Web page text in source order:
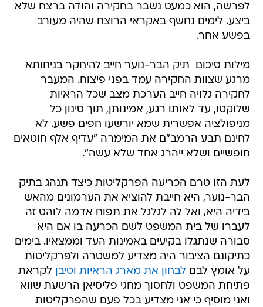
לפרשה, הוא כמעט נשבר בחקירה והודה ברצח שלא
ביצע. לימים נחשף באקראי הרוצח שהיה מעורב
בפשע אחר.
מילות סיכום  תיק הבר-נוער חייב להיחקר בניחותא
מרגע שצוות החקירה עמד בפני פיצוח. המעבר
לחקירה גלויה חייב הערכת מצב שכל הראיות
שלוקטו, עד לאותו רגע, אמינותן, תוך סינון כל
מניפולציה אפשרית שמא יורשעו חפים פשע. לא
לחינם תבע הרמב"ם את המימרה "עדיף אלף חוטאים
חופשיים ושלא ייהרג אחד שלא עשה".
לעת הזו טרם הכריעה הפרקליטות כיצד תנהג בתיק
הבר-נוער, היא חייבת להוציא את הערמונים מהאש
בידיה היא, ואל לה לגלגל את תפוח אדמה לוהט זה
לעברו של בית המשפט לשם הכרעה בו אם היא
סבורה שנתגלו בקיעים באמינות העד וממצאיו. בימים
כתיקונם הציבור היה מצדיע למשטרה ולפרקליטות
על אומץ לבםלבחון את מארג הראיות וטיבן לקראת
פתיחת המשפט ולחסוך מחגי פליסיאן הרשעת שווא
ואני מוסיף כי אני מצדיע בכל פעם שהפרקליטות